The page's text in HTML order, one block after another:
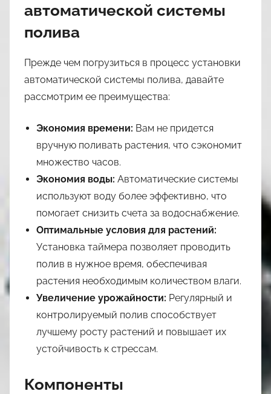
автоматической системы
полива
Прежде чем погрузиться в процесс установки
автоматической системы полива, давайте
рассмотрим ее преимущества:
Экономия времени: Вам не придется
вручную поливать растения, что сэкономит
множество часов.
Экономия воды: Автоматические системы
используют воду более эффективно, что
помогает снизить счета за водоснабжение.
Оптимальные условия для растений:
Установка таймера позволяет проводить
полив в нужное время, обеспечивая
растения необходимым количеством влаги.
Увеличение урожайности: Регулярный и
контролируемый полив способствует
лучшему росту растений и повышает их
устойчивость к стрессам.
Компоненты